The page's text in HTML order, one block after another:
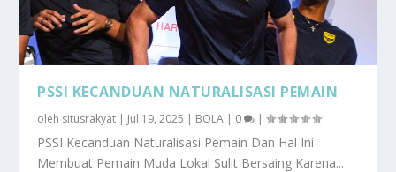
PSSI KECANDUAN NATURALISASI PEMAIN
oleh situsrakyat | Jul 19, 2025 | BOLA | 0 |
PSSI Kecanduan Naturalisasi Pemain Dan Hal Ini
Membuat Pemain Muda Lokal Sulit Bersaing Karena...